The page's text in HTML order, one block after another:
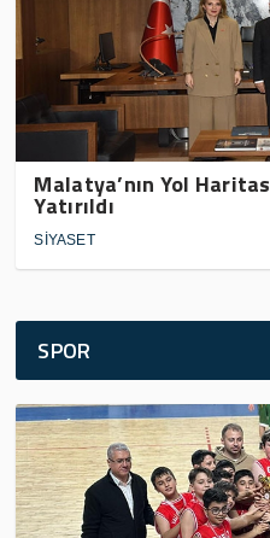
Malatya’nın Yol
Yatırıldı
SİYASET
SPOR